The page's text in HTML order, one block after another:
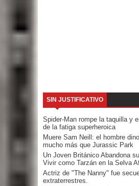
SIN JUSTIFICATIVO
Spider-Man rompe la taquilla y
de la fatiga superheroica
Muere Sam Neill: el hombre
mucho más que Jurassic Park
Un Joven Británico Abandona
Vivir como Tarzán en la Selva
Actriz de "The Nanny" fue
extraterrestres.